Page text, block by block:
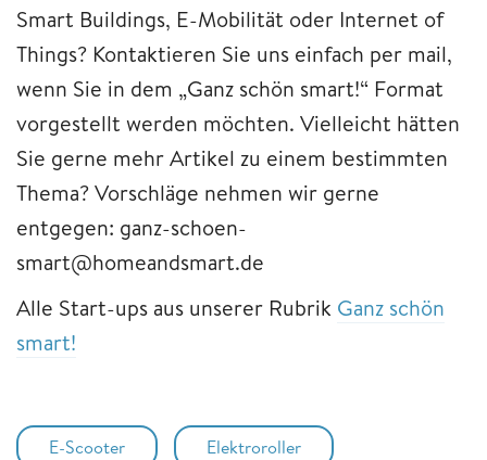
Smart Buildings, E-Mobilität oder Internet of
Things? Kontaktieren Sie uns einfach per mail,
wenn Sie in dem „Ganz schön smart!“ Format
vorgestellt werden möchten. Vielleicht hätten
Sie gerne mehr Artikel zu einem bestimmten
Thema? Vorschläge nehmen wir gerne
entgegen: ganz-schoen-
smart@homeandsmart.de
Alle Start-ups aus unserer Rubrik Ganz schön
smart!
E-Scooter Elektroroller